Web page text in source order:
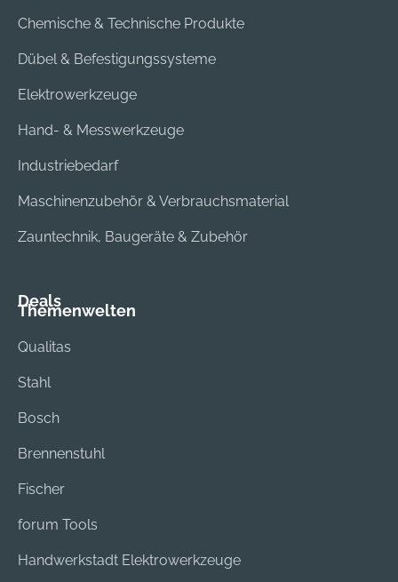
Chemische & Technische Produkte
Dübel & Befestigungssysteme
Elektrowerkzeuge
Hand- & Messwerkzeuge
Industriebedarf
Maschinenzubehör & Verbrauchsmaterial
Zauntechnik, Baugeräte & Zubehör
Deals
Themenwelten
Qualitas
Stahl
Bosch
Brennenstuhl
Fischer
forum Tools
Handwerkstadt Elektrowerkzeuge